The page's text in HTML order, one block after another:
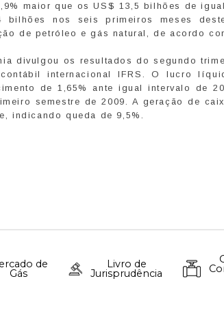
maior que os US$ 13,5 bilhões de
bilhões nos seis primeiros meses
de petróleo e gás natural, de acordo
divulgou os resultados do segundo
internacional IFRS. O lucro
de 1,65% ante igual intervalo de
semestre de 2009. A geração de
indicando queda de 9,5%.
de
Gás
Livro de
Jurisprudência